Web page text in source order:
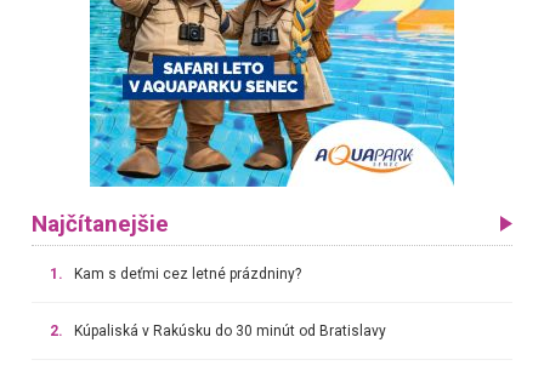
Najčítanejšie
1. Kam s deťmi cez letné prázdniny?
2. Kúpaliská v Rakúsku do 30 minút od Bratislavy